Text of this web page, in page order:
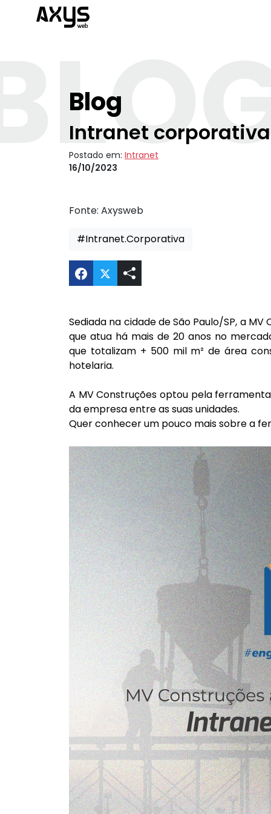
Blog
Intranet
Postado em: Intranet
16/10/2023
Fonte: Axysweb
#Intranet.Corporativa
Compartilhar Intranet corporativa
Sediada na cidade de São Paulo/SP, a
que atua há mais de 20 anos no
que totalizam + 500 mil m² de área
hotelaria.
A MV Construções optou pela
da empresa entre as suas unidades.
Quer conhecer um pouco mais sobre a